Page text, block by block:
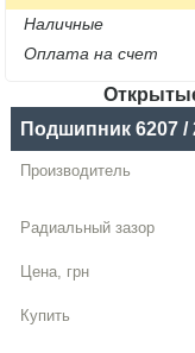
Наличные
Оплата на счет
Название
Производитель
Радиальный
зазор
Цена,
грн
Подшипник 6207 /